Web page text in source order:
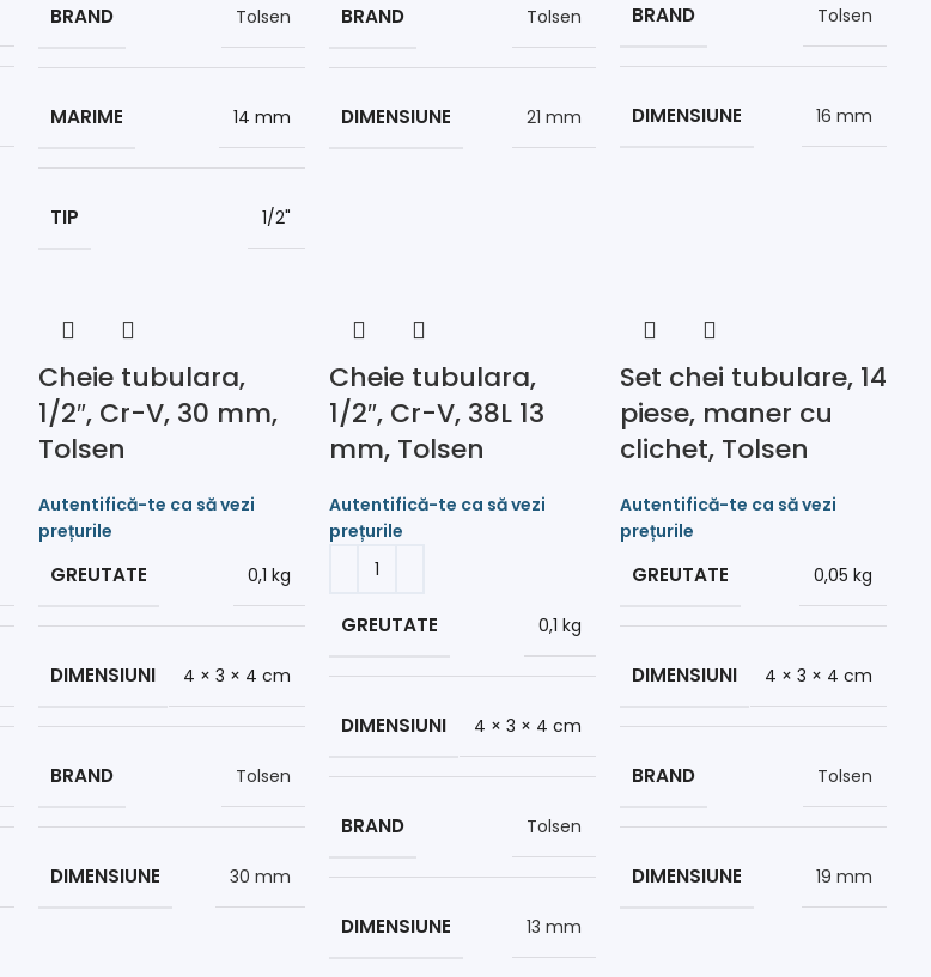
BRAND Tolsen
MARIME 14 mm
TIP 1/2"
BRAND Tolsen
DIMENSIUNE 21 mm
BRAND Tolsen
DIMENSIUNE 16 mm
Cheie tubulara,
1/2″, Cr-V, 30 mm,
Tolsen
GREUTATE 0,1 kg
DIMENSIUNI 4 × 3 × 4 cm
BRAND Tolsen
DIMENSIUNE 30 mm
Cheie tubulara,
1/2″, Cr-V, 38L 13
mm, Tolsen
GREUTATE 0,1 kg
DIMENSIUNI 4 × 3 × 4 cm
BRAND Tolsen
DIMENSIUNE 13 mm
Set chei tubulare, 14
piese, maner cu
clichet, Tolsen
GREUTATE 0,05 kg
DIMENSIUNI 4 × 3 × 4 cm
BRAND Tolsen
DIMENSIUNE 19 mm